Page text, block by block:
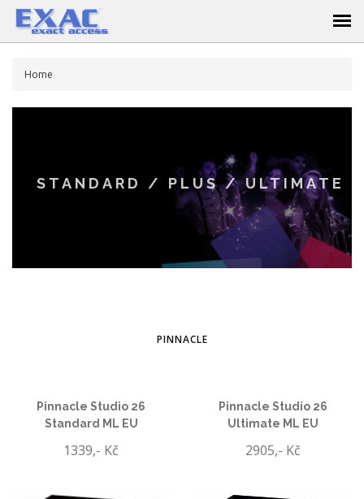
Home
STANDARD / PLUS / ULTIMATE
PINNACLE
Pinnacle Studio 26
Standard ML EU
1339,- Kč
Pinnacle Studio 26
Ultimate ML EU
2905,- Kč